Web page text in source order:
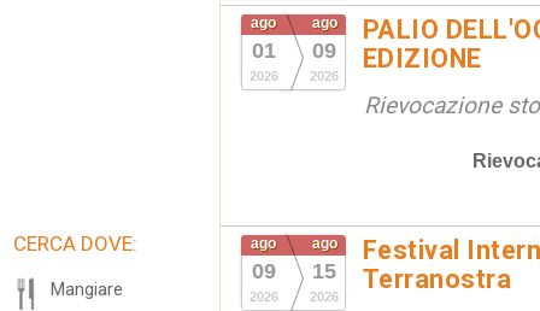
ago
01
2026
ago
09
2026
PALIO
EDIZIONE
Rievocazione
ago
09
2026
ago
15
2026
Festival
Terranostra
CERCA DOVE:
Mangiare